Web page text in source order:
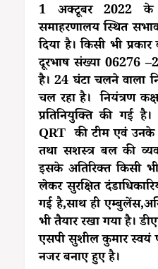
1 अक्टूबर 2022 के
समाहरणालय स्थित
दिया है। किसी भी
दूरभाष संख्या 06276
है। 24 घंटा चलने वाला
चल रहा है। नियंत्रण
प्रतिनियुक्ति की गई
QRT की टीम एवं उनके
तथा सशस्त्र बल की
इसके अतिरिक्त किसी
लेकर सुरक्षित
गई है,साथ ही
भी तैयार रखा गया है।
एसपी सुशील कुमार स्वयं
नजर बनाए हुए है।